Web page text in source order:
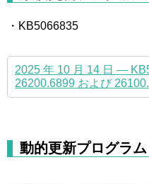
・KB5066835
2025 年 10 月 14 日 —
26200.6899 および
動的更新プログラム